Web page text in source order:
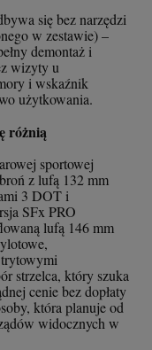
się bez narzędzi
w zestawie) –
demontaż i
wizyty u
i wskaźnik
użytkowania.
różnią
sportowej
z lufą 132 mm
3 DOT i
SFx PRO
lufą 146 mm
strzelca, który szuka
cenie bez dopłaty
która planuje od
widocznych w